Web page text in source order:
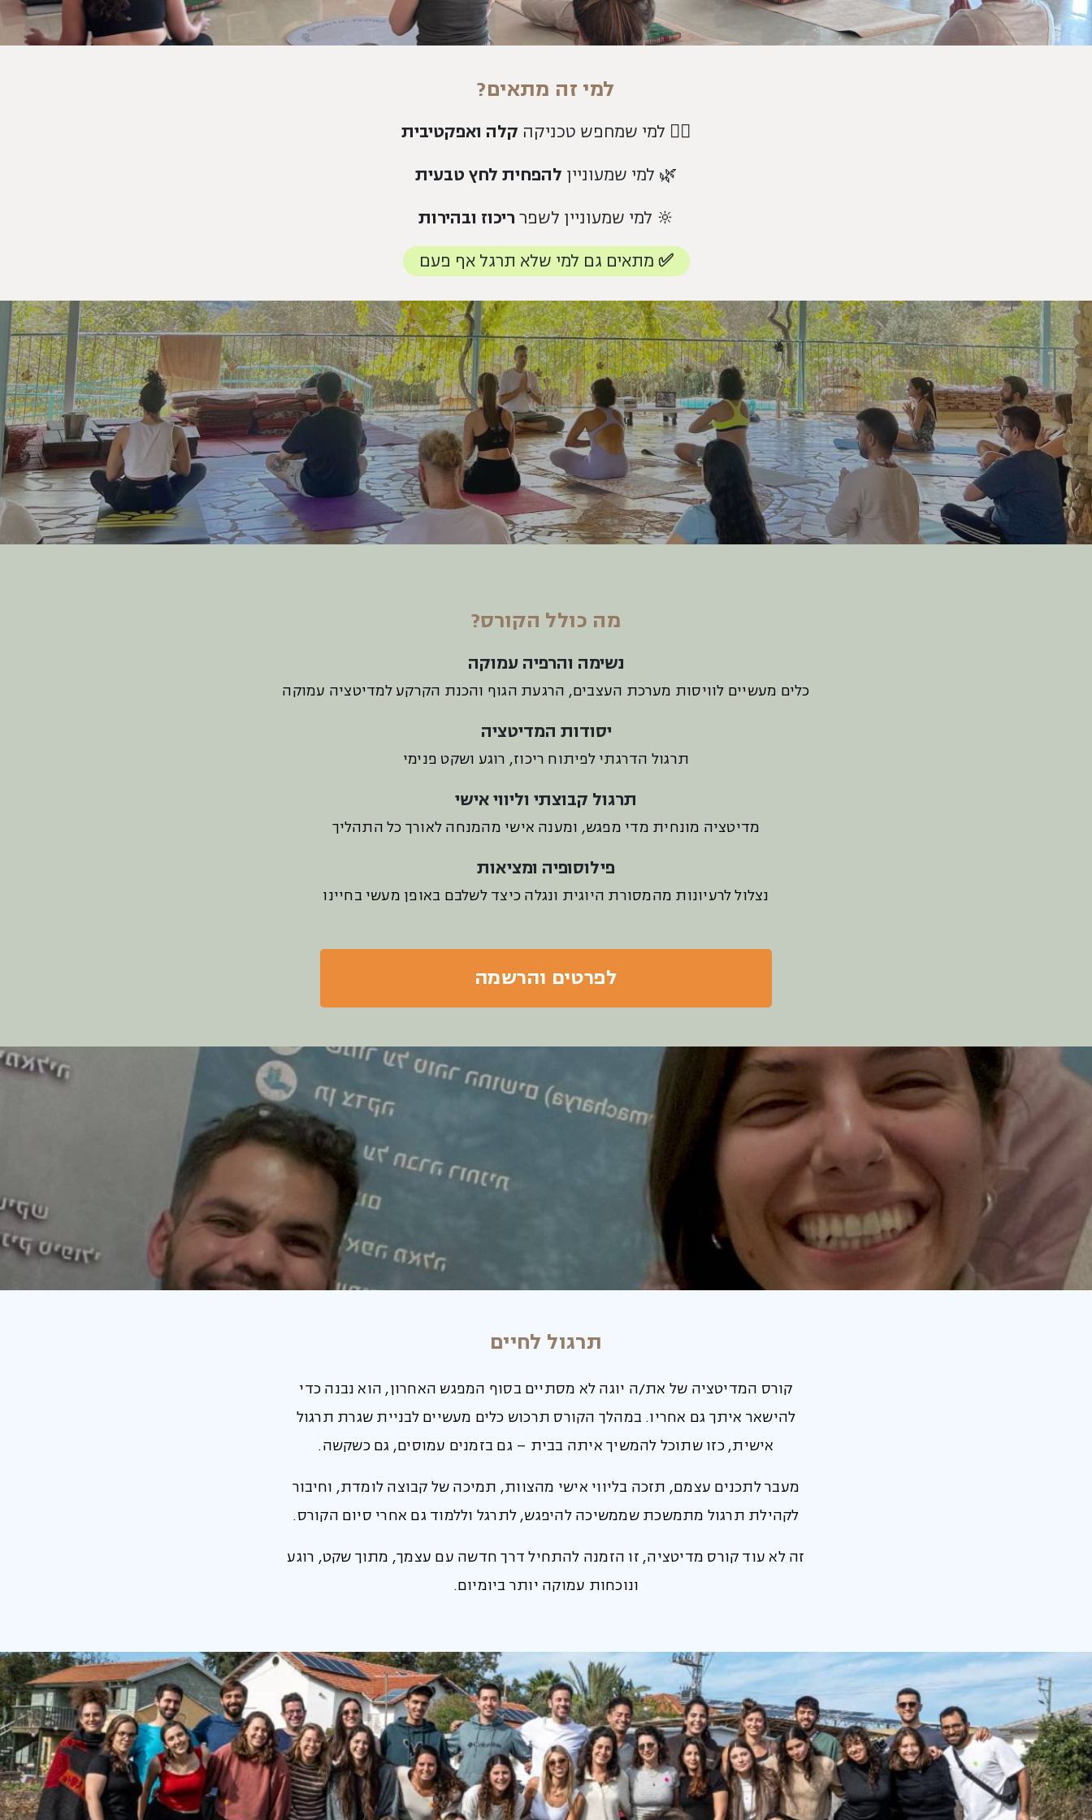
למי זה מתאים?
🧘‍♀️ למי שמחפש טכניקה קלה ואפקטיבית
🌿 למי שמעוניין להפחית לחץ טבעית
🔆 למי שמעוניין לשפר ריכוז ובהירות
✅ מתאים גם למי שלא תרגל אף פעם
מה כולל הקורס?
נשימה והרפיה עמוקה
כלים מעשיים לוויסות מערכת העצבים, הרגעת הגוף והכנת הקרקע למדיטציה עמוקה
יסודות המדיטציה
תרגול הדרגתי לפיתוח ריכוז, רוגע ושקט פנימי
תרגול קבוצתי וליווי אישי
מדיטציה מונחית מדי מפגש, ומענה אישי מהמנחה לאורך כל התהליך
פילוסופיה ומציאות
נצלול לרעיונות מהמסורת היוגית ונגלה כיצד לשלבם באופן מעשי בחיינו
לפרטים והרשמה
תרגול לחיים
קורס המדיטציה של את/ה יוגה לא מסתיים בסוף המפגש האחרון, הוא נבנה כדי
להישאר איתך גם אחריו. במהלך הקורס תרכוש כלים מעשיים לבניית שגרת תרגול
אישית, כזו שתוכל להמשיך איתה בבית – גם בזמנים עמוסים, גם כשקשה.
מעבר לתכנים עצמם, תזכה בליווי אישי מהצוות, תמיכה של קבוצה לומדת, וחיבור
לקהילת תרגול מתמשכת שממשיכה להיפגש, לתרגל וללמוד גם אחרי סיום הקורס.
זה לא עוד קורס מדיטציה, זו הזמנה להתחיל דרך חדשה עם עצמך, מתוך שקט, רוגע
ונוכחות עמוקה יותר ביומיום.